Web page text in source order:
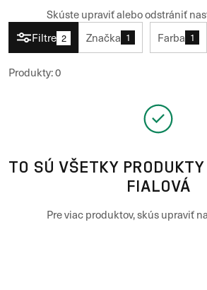
Skúste upraviť alebo odstrániť
Filtre 2 Značka 1 Farba 1
Produkty:0
TO SÚ VŠETKY
FIALOVÁ
Pre viac produktov, skús upraviť